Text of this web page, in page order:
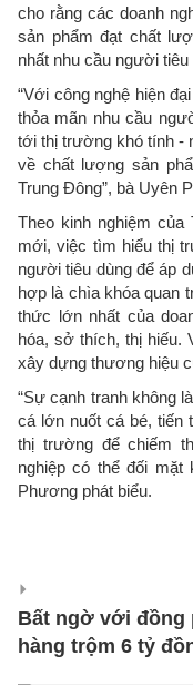
cho rằng các doanh
sản phẩm đạt chất
nhất nhu cầu người tiêu
“Với công nghệ hiện
thỏa mãn nhu cầu
tới thị trường khó tính -
về chất lượng sản
Trung Đông”, bà Uyên
Theo kinh nghiệm
mới, việc tìm hiểu thị
người tiêu dùng để áp
hợp là chìa khóa quan
thức lớn nhất của
hóa, sở thích, thị hiếu.
xây dựng thương hiệu
“Sự cạnh tranh không
cá lớn nuốt cá bé, tiến
thị trường để chiếm
nghiệp có thể đối mặt
Phương phát biểu.
Bất ngờ với đồng
hàng trộm 6 tỷ